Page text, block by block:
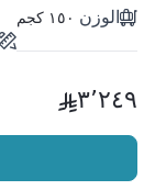
الوزن ١٥٠ كجم
٣٬٢٤٩